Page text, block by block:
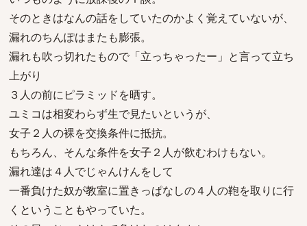
そのときはなんの話をしていたのかよく覚えていないが、
漏れのちんぽはまたも膨張。
漏れも吹っ切れたもので「立っちゃったー」と言って立ち
上がり
３人の前にピラミッドを晒す。
ユミコは相変わらず生で見たいというが、
女子２人の裸を交換条件に抵抗。
もちろん、そんな条件を女子２人が飲むわけもない。
漏れ達は４人でじゃんけんをして
一番負けた奴が教室に置きっぱなしの４人の鞄を取りに行
くということもやっていた。